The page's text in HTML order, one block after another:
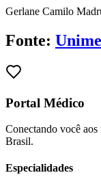
Gerlane Camilo
Fonte:
Portal Médico
Conectando você
Brasil.
Especialidades